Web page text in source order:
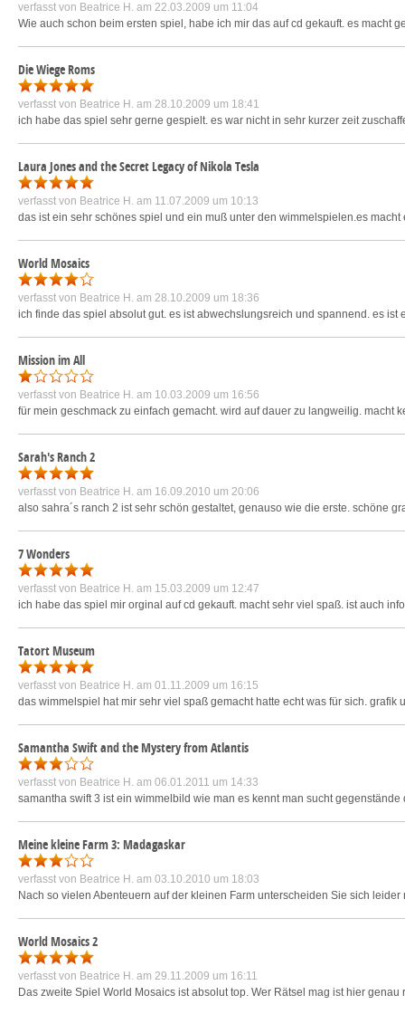
verfasst von Beatrice H. am 22.03.2009 um 11:04
Wie auch schon beim ersten spiel, habe ich mir das auf cd gekauft. es macht
Die Wiege Roms
verfasst von Beatrice H. am 28.10.2009 um 18:41
ich habe das spiel sehr gerne gespielt. es war nicht in sehr kurzer zeit
Laura Jones and the Secret Legacy of Nikola Tesla
verfasst von Beatrice H. am 11.07.2009 um 10:13
das ist ein sehr schönes spiel und ein muß unter den wimmelspielen.es
World Mosaics
verfasst von Beatrice H. am 28.10.2009 um 18:36
ich finde das spiel absolut gut. es ist abwechslungsreich und spannend. es
Mission im All
verfasst von Beatrice H. am 10.03.2009 um 16:56
für mein geschmack zu einfach gemacht. wird auf dauer zu langweilig. macht
Sarah's Ranch 2
verfasst von Beatrice H. am 16.09.2010 um 20:06
also sahra´s ranch 2 ist sehr schön gestaltet, genauso wie die erste. schöne
7 Wonders
verfasst von Beatrice H. am 15.03.2009 um 12:47
ich habe das spiel mir orginal auf cd gekauft. macht sehr viel spaß. ist auch
Tatort Museum
verfasst von Beatrice H. am 01.11.2009 um 16:15
das wimmelspiel hat mir sehr viel spaß gemacht hatte echt was für sich.
Samantha Swift and the Mystery from Atlantis
verfasst von Beatrice H. am 06.01.2011 um 14:33
samantha swift 3 ist ein wimmelbild wie man es kennt man sucht
Meine kleine Farm 3: Madagaskar
verfasst von Beatrice H. am 03.10.2010 um 18:03
Nach so vielen Abenteuern auf der kleinen Farm unterscheiden Sie sich
World Mosaics 2
verfasst von Beatrice H. am 29.11.2009 um 16:11
Das zweite Spiel World Mosaics ist absolut top. Wer Rätsel mag ist hier